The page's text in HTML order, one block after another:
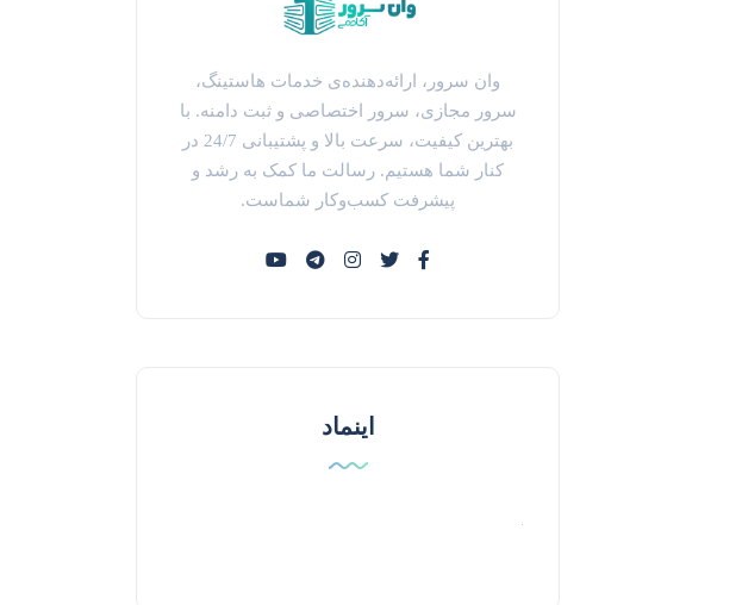
وان سرور، ارائه‌دهنده‌ی خدمات هاستینگ،
سرور مجازی، سرور اختصاصی و ثبت دامنه. با
بهترین کیفیت، سرعت بالا و پشتیبانی 24/7 در
کنار شما هستیم. رسالت ما کمک به رشد و
پیشرفت کسب‌وکار شماست.
اینماد